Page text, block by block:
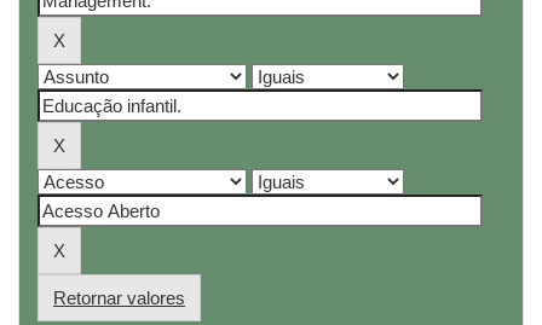
Retornar valores